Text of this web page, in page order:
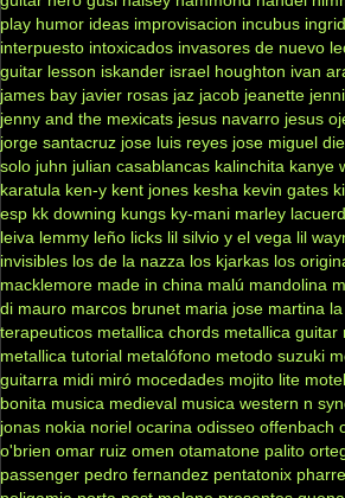
play humor ideas improvisacion incubus
interpuesto intoxicados invasores de nuevo
guitar lesson iskander israel houghton ivan
james bay javier rosas jaz jacob jeanette
jenny and the mexicats jesus navarro jesus
jorge santacruz jose luis reyes jose miguel
solo juhn julian casablancas kalinchita kanye
karatula ken-y kent jones kesha kevin gates
esp kk downing kungs ky-mani marley
leiva lemmy leño licks lil silvio y el vega lil
invisibles los de la nazza los kjarkas los
macklemore made in china malú mandolina
di mauro marcos brunet maria jose martina
terapeuticos metallica chords metallica guitar
metallica tutorial metalófono metodo suzuki
guitarra midi miró mocedades mojito lite motel
bonita musica medieval musica western n
jonas nokia noriel ocarina odisseo offenbach
o'brien omar ruiz omen otamatone palito
passenger pedro fernandez pentatonix